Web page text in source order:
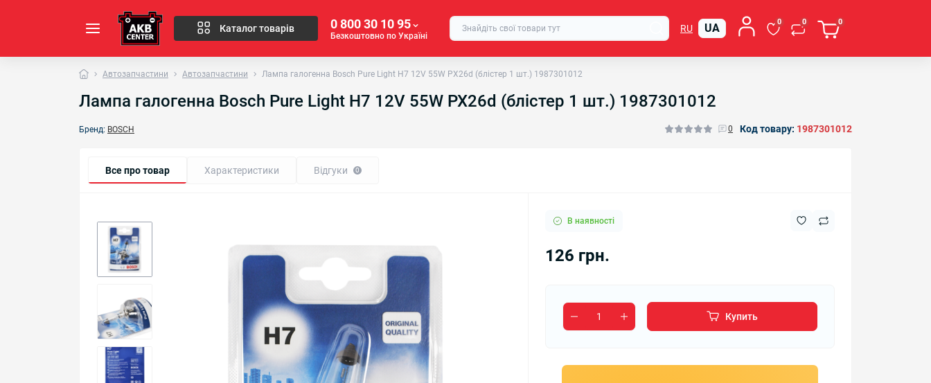
Каталог товарів 0 800 30 10 95
Безкоштовно по Україні
RU UA 0 0 0
Автозапчастини Автозапчастини Лампа галогенна Bosch Pure Light H7 12V 55W PX26d (блістер 1 шт.) 1987301012
Лампа галогенна Bosch Pure Light H7 12V 55W PX26d (блістер 1 шт.) 1987301012
Бренд: BOSCH 0 Код товару: 1987301012
Все про товар Характеристики Відгуки 0
В наявності
126 грн.
Купить